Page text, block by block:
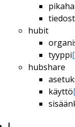
hubit
tyyppi
hubshare
käyttö